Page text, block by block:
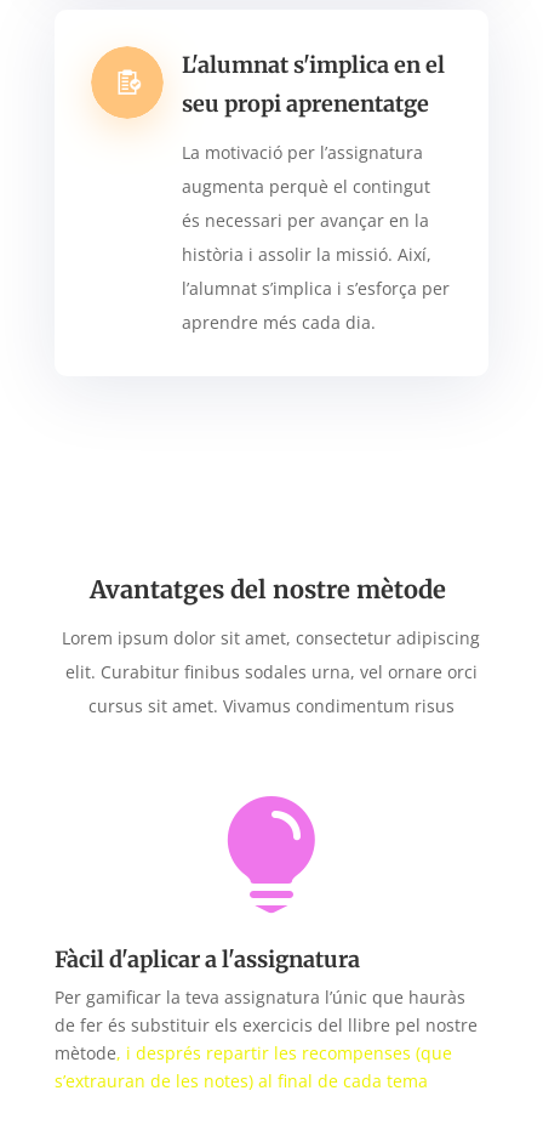
L'alumnat s'implica en el
seu propi aprenentatge
La motivació per l’assignatura
augmenta perquè el contingut
és necessari per avançar en la
història i assolir la missió. Així,
l’alumnat s’implica i s’esforça per
aprendre més cada dia.
Avantatges del nostre mètode
Lorem ipsum dolor sit amet, consectetur adipiscing
elit. Curabitur finibus sodales urna, vel ornare orci
cursus sit amet. Vivamus condimentum risus

Fàcil d'aplicar a l'assignatura
Per gamificar la teva assignatura l’únic que hauràs
de fer és substituir els exercicis del llibre pel nostre
mètode, i després repartir les recompenses (que
s’extrauran de les notes) al final de cada tema